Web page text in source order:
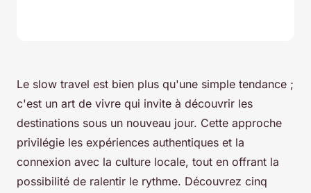
Le slow travel est bien plus qu'une simple tendance ;
c'est un art de vivre qui invite à découvrir les
destinations sous un nouveau jour. Cette approche
privilégie les expériences authentiques et la
connexion avec la culture locale, tout en offrant la
possibilité de ralentir le rythme. Découvrez cinq